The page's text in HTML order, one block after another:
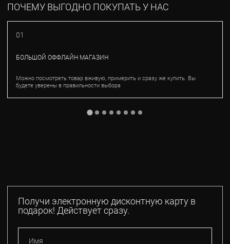
ПОЧЕМУ ВЫГОДНО ПОКУПАТЬ У НАС
01
БОЛЬШОЙ ОФФЛАЙН МАГАЗИН
Можно посмотреть товар вживую, примерить и сразу же купить. Вы
будете уверены в правильности выбора
Получи электронную дисконтную карту в
подарок! Действует сразу.